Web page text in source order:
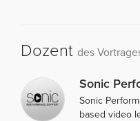
Dozent des
Sonic
Sonic
based video